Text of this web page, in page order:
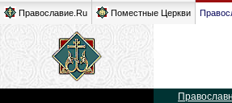
Православие.Ru Поместные Церкви